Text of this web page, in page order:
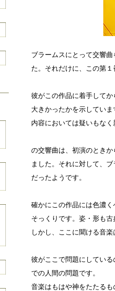
ブラームスにとって交響
た。それだけに、この第
彼がこの作品に着手して
大きかったかを示してい
内容においては疑いもなく
の交響曲は、初演のとき
ました。それに対して、
だったようです。
確かにこの作品には色濃
そっくりです。姿・形も古
しかし、ここに聞ける音
彼がここで問題にしてい
での人間の問題です。
音楽はもはや神をたたる